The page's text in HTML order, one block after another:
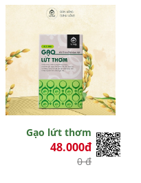
Gạo lứt thơm
48.000đ
0 đ